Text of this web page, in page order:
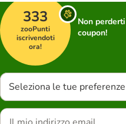
333
zooPunti
iscrivendoti
ora!
Non
coupon!
Seleziona le tue preferenze